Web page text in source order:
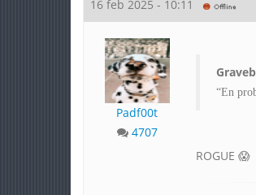
16 feb 2025 - 10:11
Padf00t
4707
“En
ROGUE 😱